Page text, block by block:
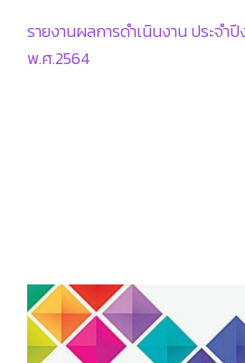
รายงานผลการดำเนินงาน ประจำ
พ.ศ.2564